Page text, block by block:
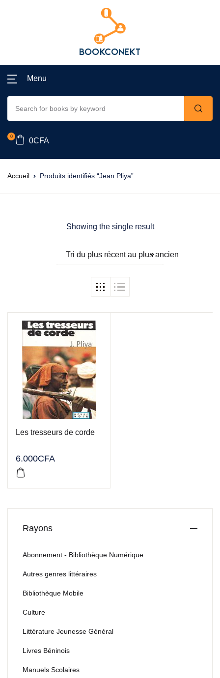
Menu
0
0CFA
Accueil Produits identifiés “Jean Pliya”
Showing the single result
Tri du plus récent au plus ancien
Les tresseurs de corde
6.000CFA
Rayons
Abonnement - Bibliothèque Numérique
Autres genres littéraires
Bibliothèque Mobile
Culture
Littérature Jeunesse Général
Livres Béninois
Manuels Scolaires